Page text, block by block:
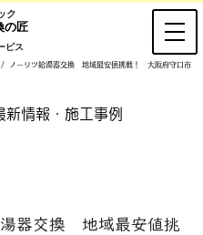
/ ノーリツ給湯器交換 地域最安値挑戦！ 大阪府守口市
ク
の匠
ビス
新情報・施工事例
湯器交換 地域最安値挑